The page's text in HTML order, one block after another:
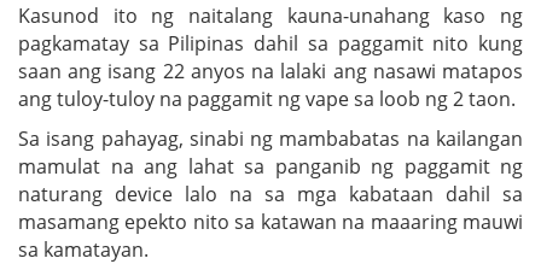
Kasunod ito ng naitalang kauna-unahang kaso ng
pagkamatay sa Pilipinas dahil sa paggamit nito kung
saan ang isang 22 anyos na lalaki ang nasawi matapos
ang tuloy-tuloy na paggamit ng vape sa loob ng 2 taon.
Sa isang pahayag, sinabi ng mambabatas na kailangan
mamulat na ang lahat sa panganib ng paggamit ng
naturang device lalo na sa mga kabataan dahil sa
masamang epekto nito sa katawan na maaaring mauwi
sa kamatayan.